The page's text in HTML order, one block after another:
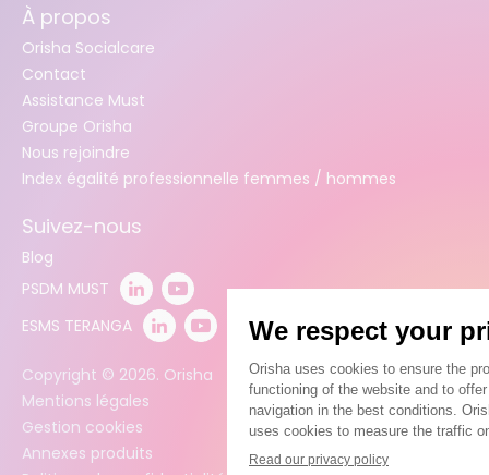
À propos
Orisha Socialcare
Contact
Assistance Must
Groupe Orisha
Nous rejoindre
Index égalité professionnelle femmes / hommes
Suivez-nous
Blog
PSDM MUST
ESMS TERANGA
Copyright © 2026. Orisha
Mentions légales
Gestion cookies
Annexes produits